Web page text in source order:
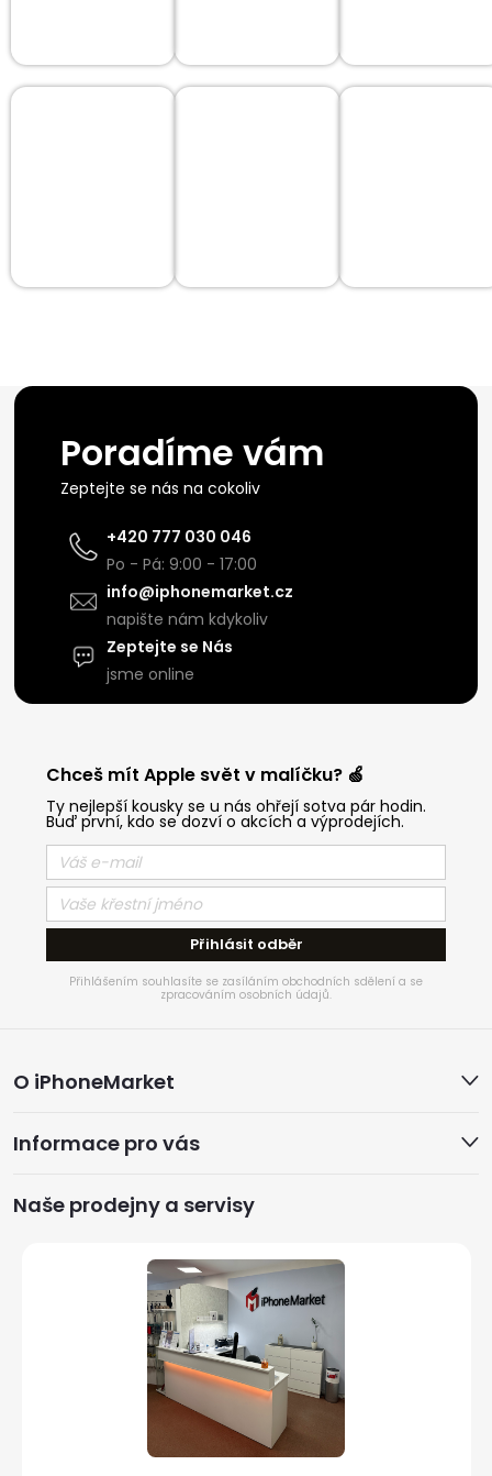
Poradíme vám
Zeptejte se nás na cokoliv
+420 777 030 046
Po - Pá: 9:00 - 17:00
info@iphonemarket.cz
napište nám kdykoliv
Zeptejte se Nás
jsme online
Chceš mít Apple svět v malíčku? 🍏
Ty nejlepší kousky se u nás ohřejí sotva pár hodin.
Buď první, kdo se dozví o akcích a výprodejích.
Přihlásit odběr
Přihlášením souhlasíte se zasíláním obchodních sdělení a se
zpracováním osobních údajů.
á
p
a
O iPhoneMarket
Informace pro vás
Naše prodejny a servisy